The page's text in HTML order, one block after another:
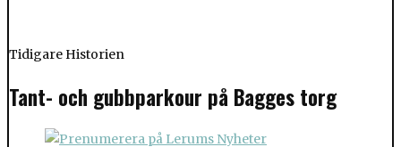
Tidigare Historien
Tant- och gubbparkour på Bagges torg